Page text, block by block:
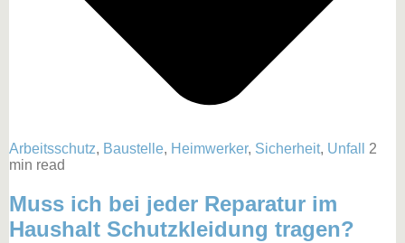
Arbeitsschutz, Baustelle, Heimwerker, Sicherheit, Unfall
2
min read
Muss ich bei jeder Reparatur im
Haushalt Schutzkleidung tragen?